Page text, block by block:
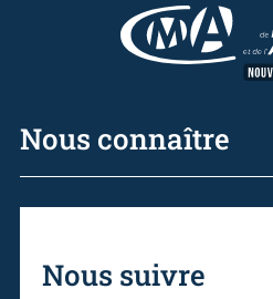
Nous connaître
Nous suivre